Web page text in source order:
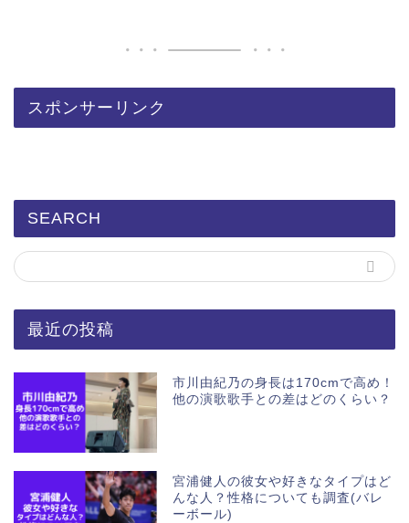
スポンサーリンク
SEARCH
最近の投稿
市川由紀乃の身長は170cmで高め！
他の演歌歌手との差はどのくらい？
宮浦健人の彼女や好きなタイプはど
んな人？性格についても調査(バレ
ーボール)